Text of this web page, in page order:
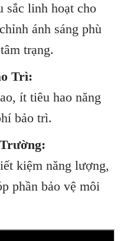
sắc linh hoạt cho
ánh sáng phù
trạng.
Trì:
ít tiêu hao năng
bảo trì.
kiệm năng lượng,
phần bảo vệ môi